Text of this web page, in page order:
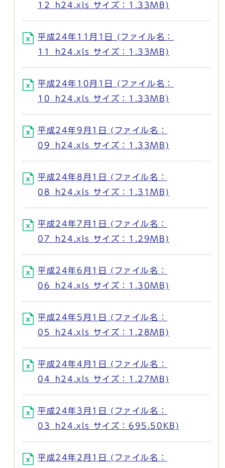
12_h24.xls サイズ：1.33MB)
平成24年11月1日 (ファイル名：
11_h24.xls サイズ：1.33MB)
平成24年10月1日 (ファイル名：
10_h24.xls サイズ：1.33MB)
平成24年9月1日 (ファイル名：
09_h24.xls サイズ：1.33MB)
平成24年8月1日 (ファイル名：
08_h24.xls サイズ：1.31MB)
平成24年7月1日 (ファイル名：
07_h24.xls サイズ：1.29MB)
平成24年6月1日 (ファイル名：
06_h24.xls サイズ：1.30MB)
平成24年5月1日 (ファイル名：
05_h24.xls サイズ：1.28MB)
平成24年4月1日 (ファイル名：
04_h24.xls サイズ：1.27MB)
平成24年3月1日 (ファイル名：
03_h24.xls サイズ：695.50KB)
平成24年2月1日 (ファイル名：